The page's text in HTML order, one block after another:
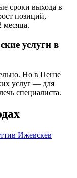
сроки выхода в
позиций,
месяца.
услуги в
Но в Пензе
услуг — для
специалиста.
в Ижевскев